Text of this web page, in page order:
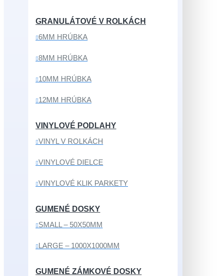
GRANULÁTOVÉ V ROLKÁCH
6MM HRÚBKA
8MM HRÚBKA
10MM HRÚBKA
12MM HRÚBKA
VINYLOVÉ PODLAHY
VINYL V ROLKÁCH
VINYLOVÉ DIELCE
VINYLOVÉ KLIK PARKETY
GUMENÉ DOSKY
SMALL – 50X50MM
LARGE – 1000X1000MM
GUMENÉ ZÁMKOVÉ DOSKY